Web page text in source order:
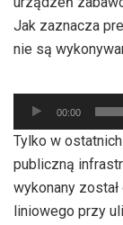
Jak zaznacza
nie są
Odtwarzacz
plików
dźwiękowych
00:00
Tylko w
publiczną
wykonany
liniowego przy